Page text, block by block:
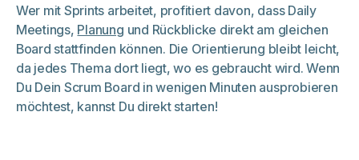
Wer mit Sprints arbeitet, profitiert davon, dass Daily
Meetings, Planung und Rückblicke direkt am gleichen
Board stattfinden können. Die Orientierung bleibt leicht,
da jedes Thema dort liegt, wo es gebraucht wird. Wenn
Du Dein Scrum Board in wenigen Minuten ausprobieren
möchtest, kannst Du direkt starten!